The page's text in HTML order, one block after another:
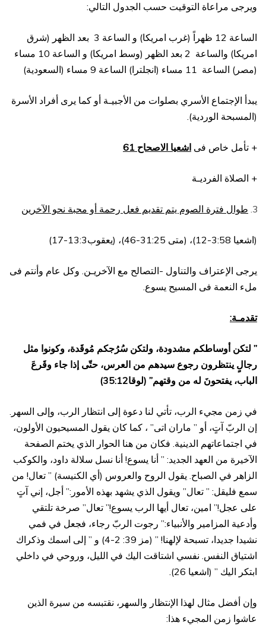
ويرجى مراعاة التوقيت حسب الجدول التالي:
الساعة 12 ظهراً (غرب امريكا) و الساعة 3 بعد الظهر (شرق
امريكا) والساعة 2 بعد الظهر (وسط امريكا) و الساعة 10 مساء
(مصر) الساعة 11 مساء (انجلترا) الساعة 9 مساء (السعودية)
يبدأ الإجتماع الأسري بصلوات من الأجبيـة أو كما يرى أفراد الأسرة
(المسبحة الوردية).
+ تأمل خاص فى اشعيا الاصحاح 61
+ الصلاة الفرديـة
طوال فترة الصوم يتم تقديم فعل رحمة أو محبة نحو الآخرين
(اشعيا 3:58-12)، (متى 31:25-46)، (يعقوب13:3-17)
يرجى الإعتراف والتناول -التصالح مع الآخريـن. وكل عام وأنتم فى
ملء النعمة فى المسيح يسوع.
تقدمـة:
” لتكن أوساطكم مشدودة، ولتكن سُرُجكم مُوقَدة، وكونوا مثل
رجالٍ ينتظرون رجوع سيدهم من العرس، حتّى إذا جاء وقَرعَ
الباب، يفتحونَ له من وقتهم” (لوقا35:12)
في زمن مجيء الرب، تأتي لنا دعوة إلى انتظار الرب، وإلى السهر.
إن الربّ آتٍ، أو ” ماران اتى” ، كما كان يقول المسيحيون الأولون،
في اجتماعاتهم الدينية. فكان من هنا الحوار الذي يختم الصفحة
الآخيرة من العهد الجديد: ” أنا يسوع! أنا نسل سلالة داود، والكوكب
الزاهر في الصباح. يقول الروح والعروس (أي الكنيسة) ” تعال! من
سمع فليقل: ” تعال” ويقول الذي يشهد بهذه الأمور:” أجل، إني آتٍ
على عجل!” امين، تعال أيها الرب يسوع!” تعال” صرخة تلتقي
وأدعية المزامير والأنبياء:” رجوت الربّ رجاء، فجعل في فمي
نشيدا جديدا، تسبحة لإلهنا! ” (مز 39: 2-4) و ” إلى اسمك وذكراك
اشتياق النفس. نفسي اشتاقت اليك في الليل، وروحي في داخلي
ابتكر اليك ” (اشعيا 26).
وإن أفضل مثال لهذا الإنتظار والسهر، نقتبسه من سيرة الذين
عاشوا زمن المجيء هذا: